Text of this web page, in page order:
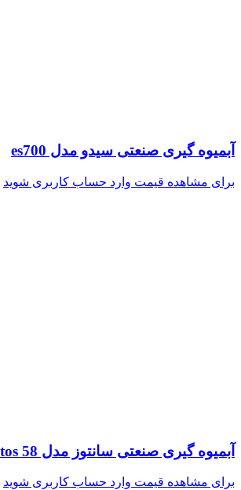
آبمیوه گیری صنعتی سیدو مدل es700
برای مشاهده قیمت وارد حساب کاربری شوید
آبمیوه گیری صنعتی سانتوز مدل santos 58
برای مشاهده قیمت وارد حساب کاربری شوید